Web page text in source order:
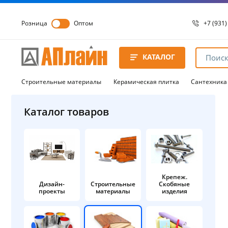
Розница Оптом +7
8 8172
8 8172
КАТАЛОГ
Строительные материалы Керамическая плитка Сантехника
Каталог товаров
Дизайн-
проекты
Строительные
материалы
Крепеж.
Скобяные
изделия